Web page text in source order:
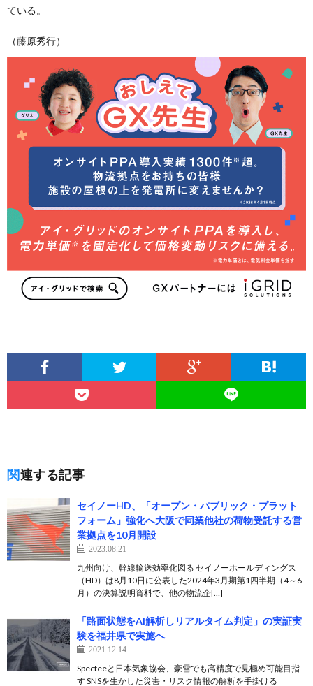
ている。
（藤原秀行）
関連する記事
セイノーHD、「オープン・パブリック・プラット
フォーム」強化へ大阪で同業他社の荷物受託する営
業拠点を10月開設
2023.08.21
九州向け、幹線輸送効率化図る セイノーホールディングス
（HD）は8月10日に公表した2024年3月期第1四半期（4～6
月）の決算説明資料で、他の物流企[…]
「路面状態をAI解析しリアルタイム判定」の実証実
験を福井県で実施へ
2021.12.14
Specteeと日本気象協会、豪雪でも高精度で見極め可能目指
す SNSを生かした災害・リスク情報の解析を手掛ける